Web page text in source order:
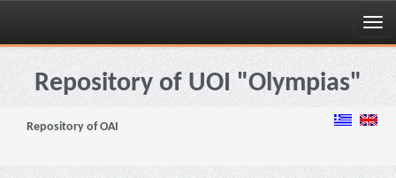
Skip
navigationRepository of UOI "Olympias"
Repository of OAI